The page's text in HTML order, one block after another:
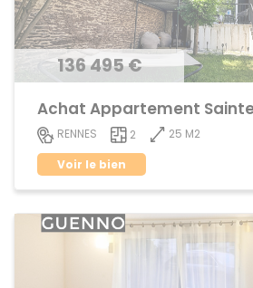
136 495 €
RENNES 2
25 M2
Voir le bien